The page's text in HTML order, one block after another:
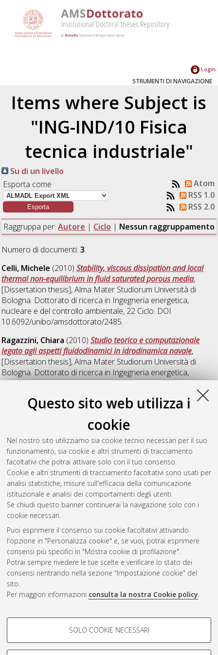
Questo sito web utilizza i
cookie
Nel nostro sito utilizziamo sia cookie tecnici necessari per il suo
funzionamento, sia cookie e altri strumenti di tracciamento
facoltativi che potrai attivare solo con il tuo consenso.
Cookie e altri strumenti di tracciamento facoltativi sono usati per
analisi statistiche, misure sull'efficacia della comunicazione
istituzionale e analisi dei comportamenti degli utenti.
Se chiudi questo banner continuerai la navigazione solo con i
cookie necessari.
Puoi esprimere il consenso sui cookie facoltativi attivando
l'opzione in "Personalizza cookie" e, se vuoi, potrai esprimere
consensi più specifici in "Mostra cookie di profilazione".
Potrai sempre rivedere le tue scelte e verificare lo stato dei
consensi rientrando nella sezione "Impostazione cookie" del
sito.
Per maggiori informazioni consulta la nostra Cookie policy.
COOKIE DI PROFILAZIONE -
Si tratta di cookie utilizzati per analizzare le caratteristiche della
SOLO COOKIE NECESSARI
Login
STRUMENTI DI NAVIGAZIONE
Items where Subject is
"ING-IND/10 Fisica
tecnica industriale"
Su di un livello
Esporta come
Atom
RSS 1.0
RSS 2.0
Raggruppa per: Autore | Ciclo | Nessun raggruppamento
Numero di documenti:3.
Celli, Michele (2010)Stability, viscous dissipation and local
thermal non-equilibrium in fluid saturated porous media,
[Dissertation thesis], Alma Mater Studiorum Università di
Bologna. Dottorato di ricerca in Ingegneria energetica,
nucleare e del controllo ambientale, 22 Ciclo. DOI
10.6092/unibo/amsdottorato/2485.
Ragazzini, Chiara (2010)Studio teorico e computazionale
legato agli aspetti fluidodinamici in idrodinamica navale,
[Dissertation thesis], Alma Mater Studiorum Università di
Bologna. Dottorato di ricerca in Ingegneria energetica,
nucleare e del controllo ambientale, 22 Ciclo.
Terlizzese, Tiziano(2010)Second law analysis and
simulation techniques for the energy optimization of buildings
[Dissertation thesis], Alma Mater Studiorum Università di
Bologna. Dottorato di ricerca inIngegneria energetica,
nucleare e del controllo ambientale , 22 Ciclo. DOI
10.6092/unibo/amsdottorato/2743.
Questa lista e' stata generata ilSat Aug 8 20:30:45 2026
Atom
Rss 1.0
Rss 2.0
ISSN: 2038-7946
Impostazioni Cookie
Informativa sulla privacy
Condizioni d’uso del sito